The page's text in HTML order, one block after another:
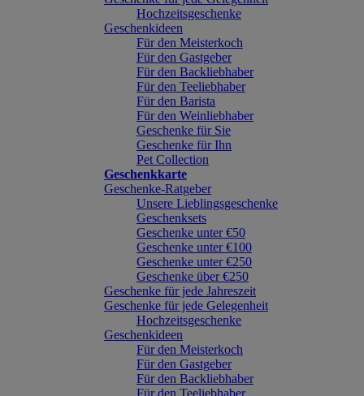
Hochzeitsgeschenke
Geschenkideen
Für den Meisterkoch
Für den Gastgeber
Für den Backliebhaber
Für den Teeliebhaber
Für den Barista
Für den Weinliebhaber
Geschenke für Sie
Geschenke für Ihn
Pet Collection
Geschenkkarte
Geschenke-Ratgeber
Unsere Lieblingsgeschenke
Geschenksets
Geschenke unter €50
Geschenke unter €100
Geschenke unter €250
Geschenke über €250
Geschenke für jede Jahreszeit
Geschenke für jede Gelegenheit
Hochzeitsgeschenke
Geschenkideen
Für den Meisterkoch
Für den Gastgeber
Für den Backliebhaber
Für den Teeliebhaber